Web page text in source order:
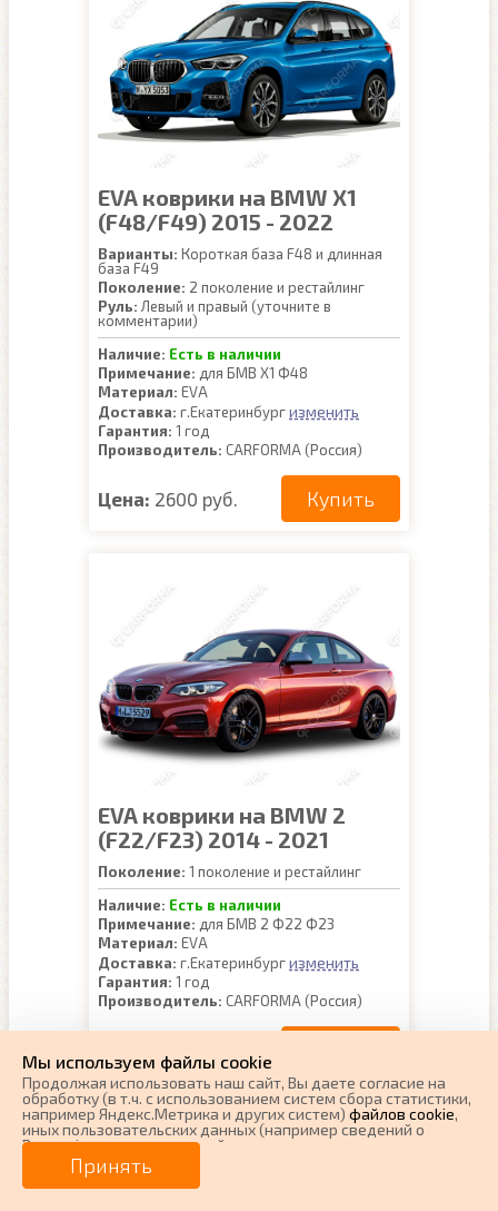
EVA коврики на BMW X1
(F48/F49) 2015 - 2022
Варианты: Короткая база F48 и длинная
база F49
Поколение: 2 поколение и рестайлинг
Руль: Левый и правый (уточните в
комментарии)
Наличие: Есть в наличии
Примечание: для БМВ Х1 Ф48
Материал: EVA
Доставка: г.Екатеринбургизменить
Гарантия: 1 год
Производитель: CARFORMA (Россия)
Цена: 2600 руб. Купить
EVA коврики на BMW 2
(F22/F23) 2014 - 2021
Поколение: 1 поколение и рестайлинг
Наличие: Есть в наличии
Примечание: для БМВ 2 Ф22 Ф23
Материал: EVA
Доставка: г.Екатеринбургизменить
Гарантия: 1 год
Производитель: CARFORMA (Россия)
Мы используем файлы cookie
Продолжая использовать наш cайт, Вы даете согласие на
обработку (в т.ч. с использованием систем сбора статистики,
например Яндекс.Метрика и других систем) файлов cookie,
иных пользовательских данных (например сведений о
Вашем ip-адресе, сведений о местоположении, типе
устройства, времени посещения страницы, сведений о
ресурсах сети Интернет, с которых были совершены
переходы на наш сайт, сведения о Ваших действиях на сайте
Принять